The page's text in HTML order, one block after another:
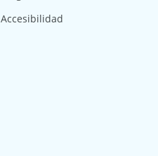
Accesibilidad